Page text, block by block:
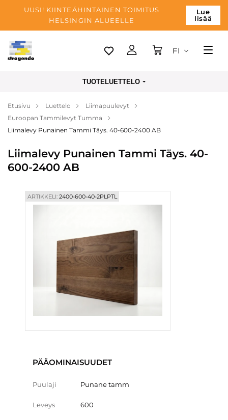
UUSI! KIINTEÄHINTAINEN TOIMITUS
HELSINGIN ALUEELLE
Lue
lisää
Tallinn
Maksu
Yrityksen
Blogi
Yhteystiedot
FI
TUOTELUETTELO
Etusivu Luettelo
Liimapuulevyt
Euroopan Tammilevyt Tumma
Liimalevy Punainen Tammi Täys. 40-600-2400 AB
Liimalevy Punainen Tammi Täys. 40-
600-2400 AB
ARTIKKELI:2400-600-40-2PLPTL
PÄÄOMINAISUUDET
Puulaji Punane tamm
Leveys 600